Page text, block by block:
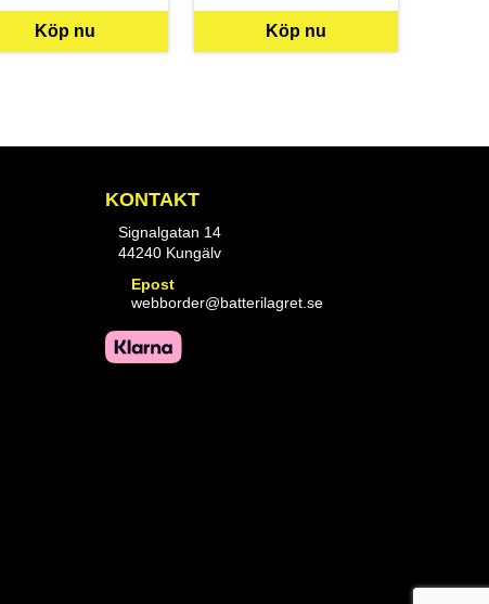
Köp nu Köp nu
KONTAKT
Signalgatan 14
44240 Kungälv
Epost
webborder@batterilagret.se